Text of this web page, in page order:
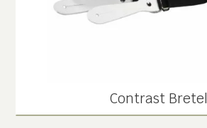
Contrast Bretel